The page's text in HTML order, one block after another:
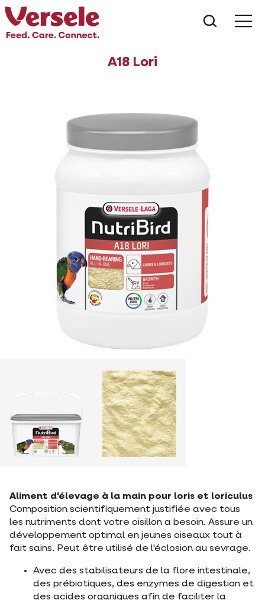
A18 Lori
Aliment d'élevage à la main pour loris et loriculus
Composition scientifiquement justifiée avec tous
les nutriments dont votre oisillon a besoin. Assure un
développement optimal en jeunes oiseaux tout à
fait sains. Peut être utilisé de l'éclosion au sevrage.
Avec des stabilisateurs de la flore intestinale,
des prébiotiques, des enzymes de digestion et
des acides organiques afin de faciliter la